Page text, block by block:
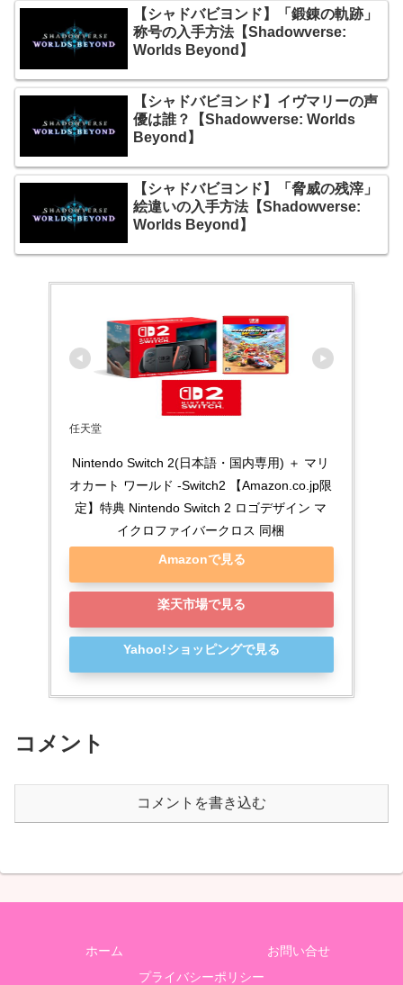
【シャドバビヨンド】「鍛錬の軌跡」
称号の入手方法【Shadowverse:
Worlds Beyond】
【シャドバビヨンド】イヴマリーの声
優は誰？【Shadowverse: Worlds
Beyond】
【シャドバビヨンド】「脅威の残滓」
絵違いの入手方法【Shadowverse:
Worlds Beyond】
任天堂
Nintendo Switch 2(日本語・国内専用) ＋ マリ
オカート ワールド -Switch2 【Amazon.co.jp限
定】特典 Nintendo Switch 2 ロゴデザイン マ
イクロファイバークロス 同梱
Amazonで見る
楽天市場で見る
Yahoo!ショッピングで見る
コメント
コメントを書き込む
ホーム
お問い合せ
プライバシーポリシー